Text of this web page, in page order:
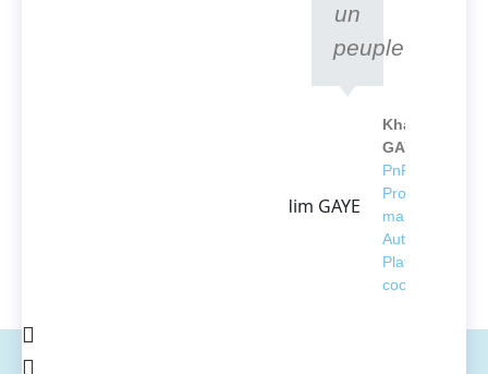
un
peuple.
Khadim
GAYE
PnP
Project
manager -
Automation
Platform
coordinator